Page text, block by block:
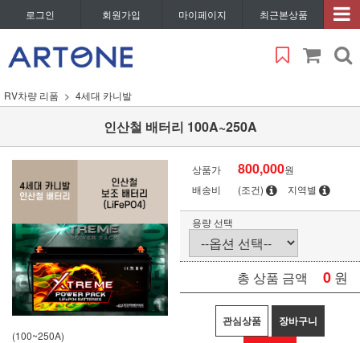
로그인 회원가입 마이페이지 최근본상품
RV차량 리폼 4세대 카니발
인산철 배터리 100A~250A
(100~250A)
상품가 800,000원
배송비
(조건) 지역별
용량 선택
총 상품 금액 0 원
관심상품 장바구니